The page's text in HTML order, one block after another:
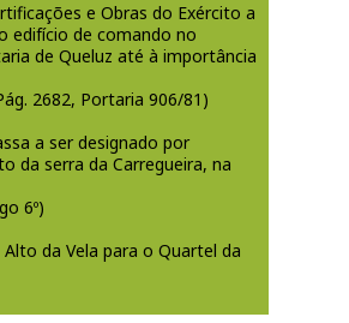
e Obras do Exército a
edifício de comando no
de Queluz até à importância
2682, Portaria 906/81)
a ser designado por
da serra da Carregueira, na
6º)
da Vela para o Quartel da